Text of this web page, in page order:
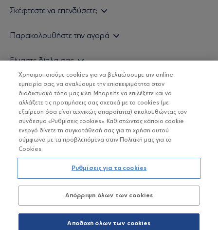
Σκέφτεστε να επενδύσετε;
Τιμολογιακή Πολιτική
Δείτε τις πολιτικές μας
Βασικές Γνώσεις
Παρακολουθήστε την αγορά
Τα νέα μας
Χρήσιμοι σύνδεσμοι
Είμαστε δίπλα σας
H Eurobank Asset Management ΑΕΔΑΚ
Επενδυτική φιλοσοφία ESG
Πιστοποιημένα στελέχη και συνεργάτες
Αποστολή Βιογραφικών
ΟΙ ΟΣΕΚΑ ΔΕΝ ΕΧΟΥΝ ΕΓΓΥΗΜΕΝΗ ΑΠΟΔΟΣΗ ΚΑΙ ΟΙ
ΠΡΟΗΓΟΥΜΕΝΕΣ ΑΠΟΔΟΣΕΙΣ ΔΕΝ ΔΙΑΣΦΑΛΙΖΟΥΝ ΤΙΣ
ΜΕΛΛΟΝΤΙΚΕΣ
Copyright © Eurobank ΑΕΔΑΚ
Προστασία Προσωπικών Δεδομένων
Όροι χρήσης
Πολιτική cookies
Χρησιμοποιούμε cookies για να βελτιώσουμε την online
εμπειρία σας, να αναλύουμε την επισκεψιμότητα στον
διαδικτυακό τόπο μας κ.λπ. Μπορείτε να επιλέξετε και να
αλλάξετε τις προτιμήσεις σας σχετικά με τα cookies (με
εξαίρεση όσα είναι τεχνικώς απαραίτητα) ακολουθώντας τον
σύνδεσμο «Ρυθμίσεις cookies». Καθιστώντας κάποιο cookie
ενεργό δίνετε τη συγκατάθεσή σας για τη χρήση αυτού
σύμφωνα με τα προβλεπόμενα στην Πολιτική μας για τα
Cookies.
Ρυθμίσεις για τα cookies
Απόρριψη όλων των cookies
Αποδοχή όλων των cookies